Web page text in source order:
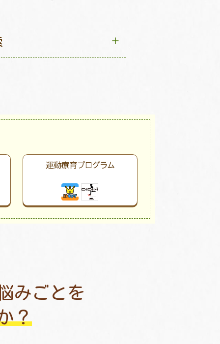
運動療育プログラム
みごとを
？